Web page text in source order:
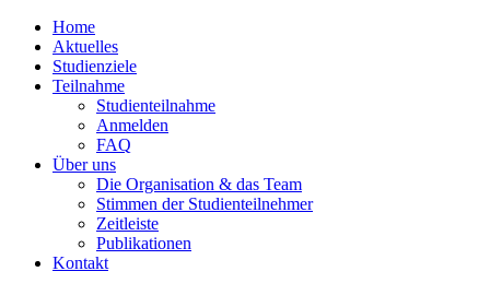
Home
Aktuelles
Studienziele
Teilnahme
Studienteilnahme
Anmelden
FAQ
Über uns
Die Organisation & das Team
Stimmen der Studienteilnehmer
Zeitleiste
Publikationen
Kontakt